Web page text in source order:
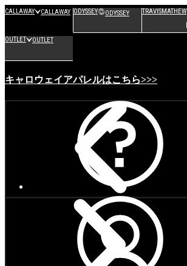
CALLAWAY CALLAWAY ODYSSEY ODYSSEY TRAVISMATHEW
OUTLET OUTLET
キャロウェイアパレルはこちら>>>